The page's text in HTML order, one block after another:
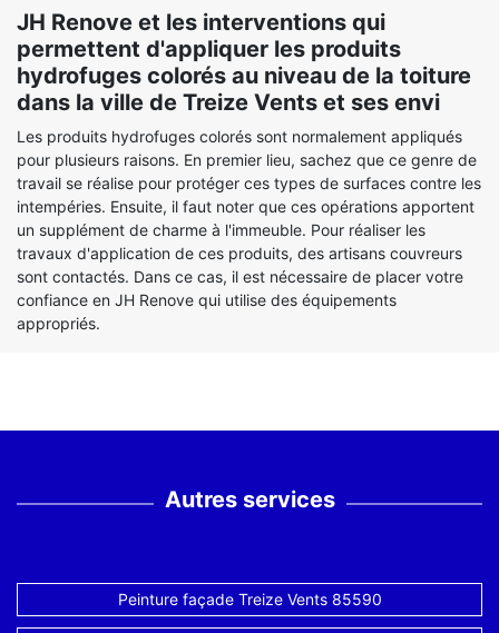
JH Renove et les interventions qui
permettent d'appliquer les produits
hydrofuges colorés au niveau de la toiture
dans la ville de Treize Vents et ses envi
Les produits hydrofuges colorés sont normalement appliqués
pour plusieurs raisons. En premier lieu, sachez que ce genre de
travail se réalise pour protéger ces types de surfaces contre les
intempéries. Ensuite, il faut noter que ces opérations apportent
un supplément de charme à l'immeuble. Pour réaliser les
travaux d'application de ces produits, des artisans couvreurs
sont contactés. Dans ce cas, il est nécessaire de placer votre
confiance en JH Renove qui utilise des équipements
appropriés.
Autres services
Peinture façade Treize Vents 85590